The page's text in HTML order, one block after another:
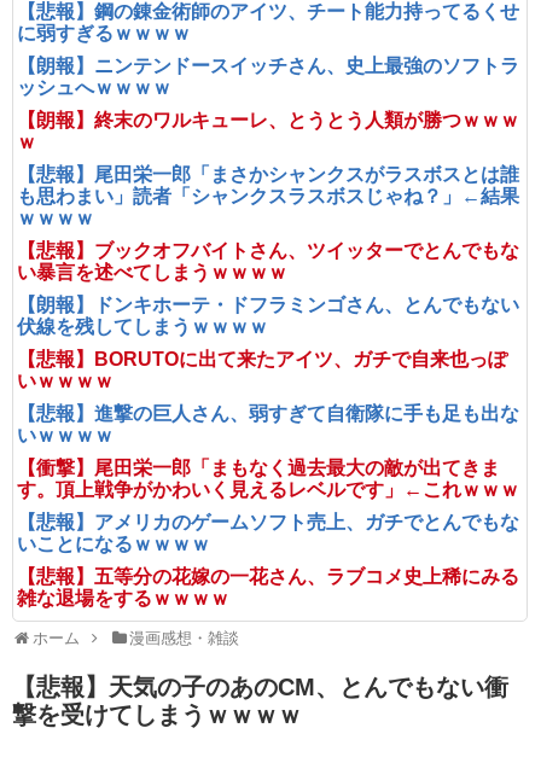
【悲報】鋼の錬金術師のアイツ、チート能力持ってるくせ
に弱すぎるｗｗｗｗ
【朗報】ニンテンドースイッチさん、史上最強のソフトラ
ッシュへｗｗｗｗ
【朗報】終末のワルキューレ、とうとう人類が勝つｗｗｗ
ｗ
【悲報】尾田栄一郎「まさかシャンクスがラスボスとは誰
も思わまい」読者「シャンクスラスボスじゃね？」←結果
ｗｗｗｗ
【悲報】ブックオフバイトさん、ツイッターでとんでもな
い暴言を述べてしまうｗｗｗｗ
【朗報】ドンキホーテ・ドフラミンゴさん、とんでもない
伏線を残してしまうｗｗｗｗ
【悲報】BORUTOに出て来たアイツ、ガチで自来也っぽ
いｗｗｗｗ
【悲報】進撃の巨人さん、弱すぎて自衛隊に手も足も出な
いｗｗｗｗ
【衝撃】尾田栄一郎「まもなく過去最大の敵が出てきま
す。頂上戦争がかわいく見えるレベルです」←これｗｗｗ
【悲報】アメリカのゲームソフト売上、ガチでとんでもな
いことになるｗｗｗｗ
【悲報】五等分の花嫁の一花さん、ラブコメ史上稀にみる
雑な退場をするｗｗｗｗ
ホーム 漫画感想・雑談
【悲報】天気の子のあのCM、とんでもない衝
撃を受けてしまうｗｗｗｗ